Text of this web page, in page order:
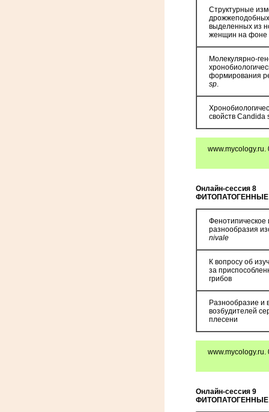
Структурные
выделенных из
женщин на фоне
Молекулярно-
формирования
sp.
свойств Сandida
www.mycology.ru.
Онлайн-сессия 8
Фенотипическое
разнообразия
nivale
К вопросу об
за
грибов
Разнообразие и
возбудителей
плесени
www.mycology.ru.
Онлайн-сессия 9